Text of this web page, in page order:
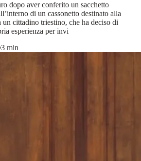
dopo aver conferito un sacchetto
di un cassonetto destinato alla
un cittadino triestino, che ha deciso di
esperienza per invi
3 min